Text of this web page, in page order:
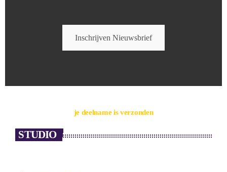
Inschrijven Nieuwsbrief
je deelname is verzonden
STUDIO